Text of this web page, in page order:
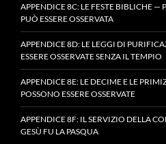
APPENDICE 8C: LE FESTE BIBLICHE —
PUÒ ESSERE OSSERVATA
APPENDICE 8D: LE LEGGI DI
ESSERE OSSERVATE SENZA IL TEMPIO
APPENDICE 8E: LE DECIME E LE
POSSONO ESSERE OSSERVATE
APPENDICE 8F: IL SERVIZIO DELLA
GESÙ FU LA PASQUA